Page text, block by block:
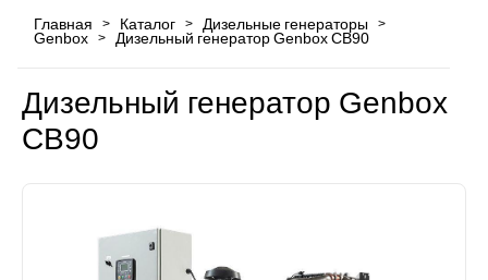
Главная > Каталог > Дизельные генераторы >
Genbox > Дизельный генератор Genbox CB90
Дизельный генератор Genbox
CB90